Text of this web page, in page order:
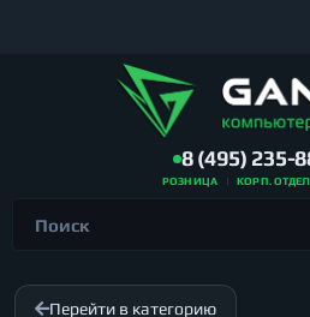
8 (495) 235-
РОЗНИЦА КОРП. ОТДЕЛ
Перейти в категорию